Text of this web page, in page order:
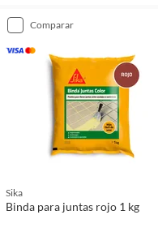
comparar
Sika
Binda para juntas rojo 1 kg